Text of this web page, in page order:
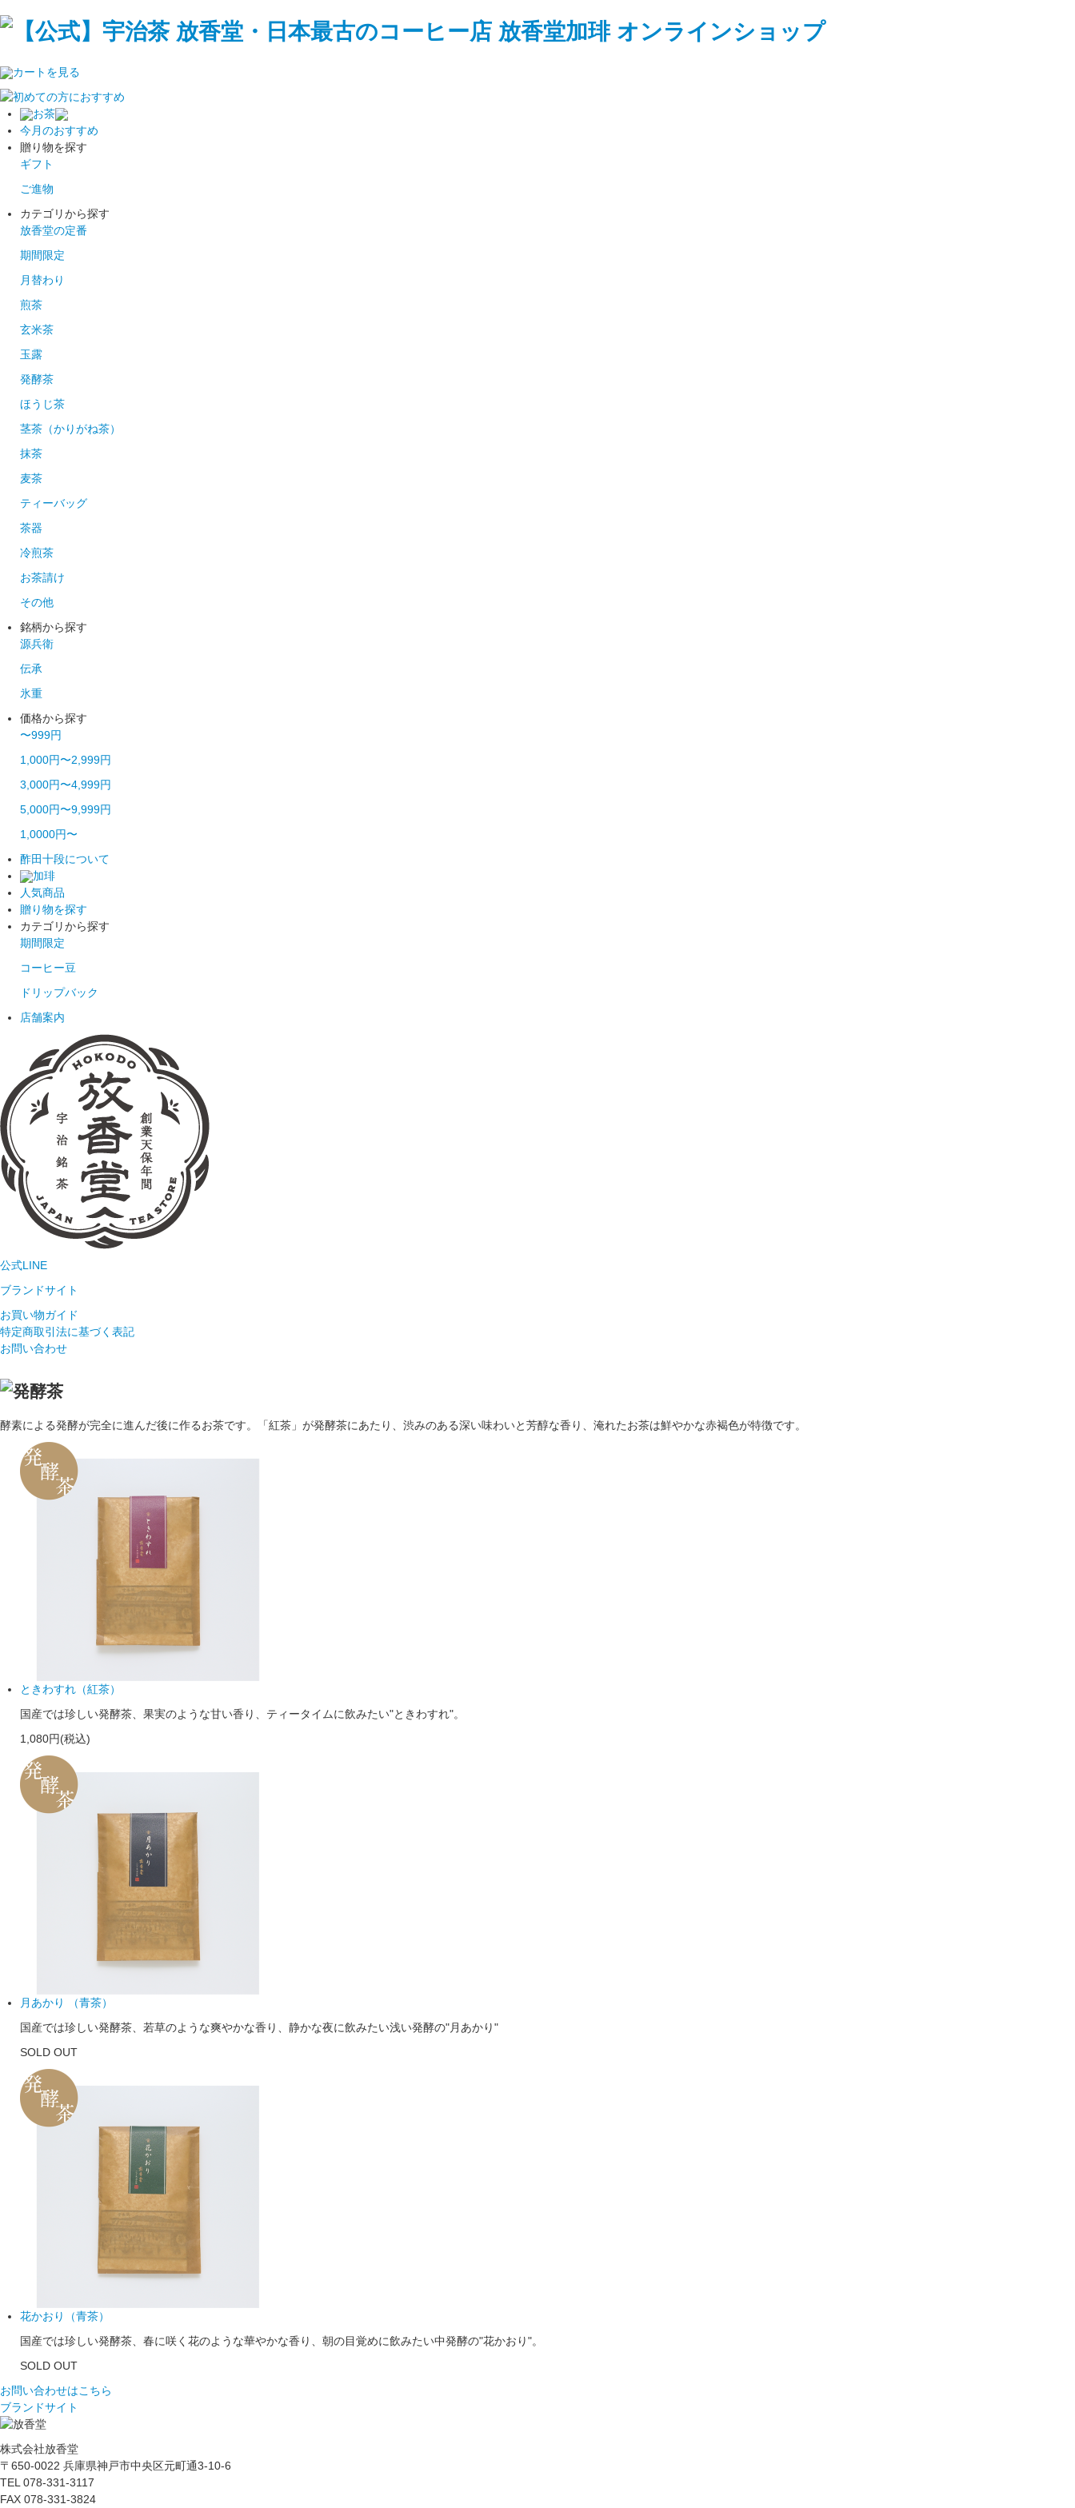
カートを見る
お茶
今月のおすすめ
贈り物を探す
ギフト
ご進物
カテゴリから探す
放香堂の定番
期間限定
月替わり
煎茶
玄米茶
玉露
発酵茶
ほうじ茶
茎茶（かりがね茶）
抹茶
麦茶
ティーバッグ
茶器
冷煎茶
お茶請け
その他
銘柄から探す
源兵衛
伝承
氷重
価格から探す
〜999円
1,000円〜2,999円
3,000円〜4,999円
5,000円〜9,999円
1,0000円〜
酢田十段について
加琲
人気商品
贈り物を探す
カテゴリから探す
期間限定
コーヒー豆
ドリップバック
店舗案内
公式LINE
ブランドサイト
お買い物ガイド
特定商取引法に基づく表記
お問い合わせ
酵素による発酵が完全に進んだ後に作るお茶です。「紅茶」が発酵茶にあたり、渋みのある深い味わいと芳醇な香り、淹れたお茶は鮮やかな赤褐色が特徴です。
ときわすれ（紅茶）
国産では珍しい発酵茶、果実のような甘い香り、ティータイムに飲みたい"ときわすれ"。
1,080円(税込)
月あかり （青茶）
国産では珍しい発酵茶、若草のような爽やかな香り、静かな夜に飲みたい浅い発酵の"月あかり"
SOLD OUT
花かおり（青茶）
国産では珍しい発酵茶、春に咲く花のような華やかな香り、朝の目覚めに飲みたい中発酵の"花かおり"。
SOLD OUT
お問い合わせはこちら
ブランドサイト
株式会社放香堂
〒650-0022 兵庫県神戸市中央区元町通3-10-6
TEL 078-331-3117
FAX 078-331-3824